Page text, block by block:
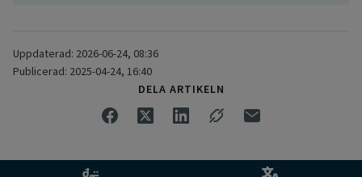
Uppdaterad: 2026-06-24, 08:36
Publicerad: 2025-04-24, 16:40
DELA ARTIKELN